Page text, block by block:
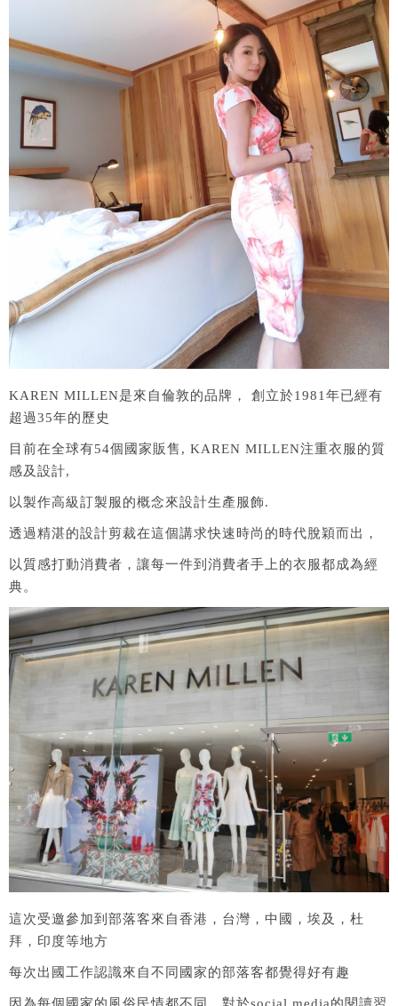
KAREN MILLEN是來自倫敦的品牌， 創立於1981年已經有
超過35年的歷史
目前在全球有54個國家販售, KAREN MILLEN注重衣服的質
感及設計,
以製作高級訂製服的概念來設計生產服飾.
透過精湛的設計剪裁在這個講求快速時尚的時代脫穎而出，
以質感打動消費者，讓每一件到消費者手上的衣服都成為經
典。
這次受邀參加到部落客來自香港，台灣，中國，埃及，杜
拜，印度等地方
每次出國工作認識來自不同國家的部落客都覺得好有趣